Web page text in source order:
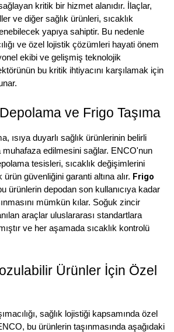
kritik bir hizmet alanıdır. İlaçlar,
ve diğer sağlık ürünleri, sıcaklık
yapıya sahiptir. Bu nedenle
ve özel lojistik çözümleri hayati önem
ekibi ve gelişmiş teknolojik
bu kritik ihtiyacını karşılamak için
ve Frigo Taşıma
ısıya duyarlı sağlık ürünlerinin belirli
muhafaza edilmesini sağlar. ENCO'nun
tesisleri, sıcaklık değişimlerini
güvenliğini garanti altına alır. Frigo
ürünlerin depodan son kullanıcıya kadar
mümkün kılar. Soğuk zincir
araçlar uluslararası standartlara
ve her aşamada sıcaklık kontrolü
Ürünler İçin Özel
sağlık lojistiği kapsamında özel
bu ürünlerin taşınmasında aşağıdaki